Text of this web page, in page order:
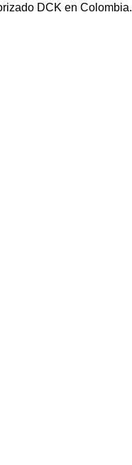
DCK en Colombia.